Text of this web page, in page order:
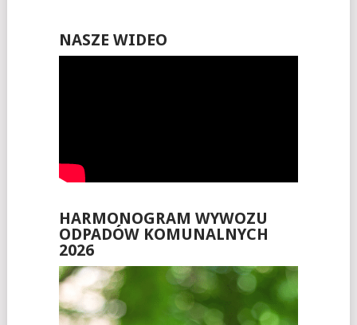
NASZE WIDEO
HARMONOGRAM WYWOZU
ODPADÓW KOMUNALNYCH
2026